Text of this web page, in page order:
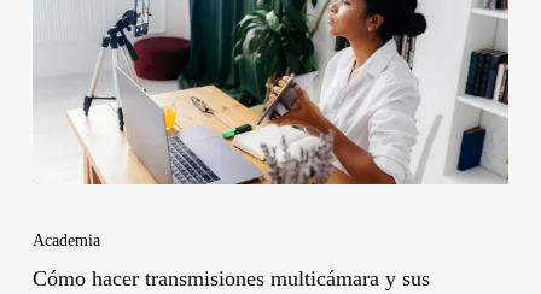
Academia
Cómo hacer transmisiones multicámara y sus